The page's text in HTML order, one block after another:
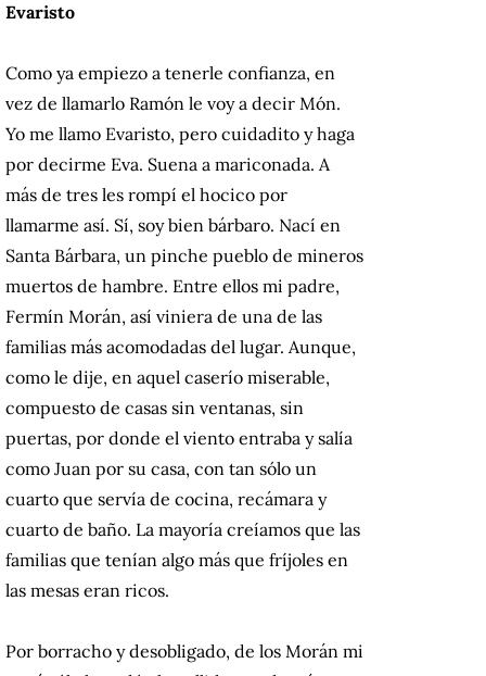
Evaristo
Como ya empiezo a tenerle confianza, en
vez de llamarlo Ramón le voy a decir Món.
Yo me llamo Evaristo, pero cuidadito y haga
por decirme Eva. Suena a mariconada. A
más de tres les rompí el hocico por
llamarme así. Sí, soy bien bárbaro. Nací en
Santa Bárbara, un pinche pueblo de mineros
muertos de hambre. Entre ellos mi padre,
Fermín Morán, así viniera de una de las
familias más acomodadas del lugar. Aunque,
como le dije, en aquel caserío miserable,
compuesto de casas sin ventanas, sin
puertas, por donde el viento entraba y salía
como Juan por su casa, con tan sólo un
cuarto que servía de cocina, recámara y
cuarto de baño. La mayoría creíamos que las
familias que tenían algo más que fríjoles en
las mesas eran ricos.
Por borracho y desobligado, de los Morán mi